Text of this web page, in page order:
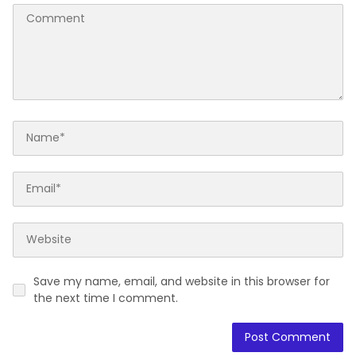
Save my name, email, and website in this browser for
the next time I comment.